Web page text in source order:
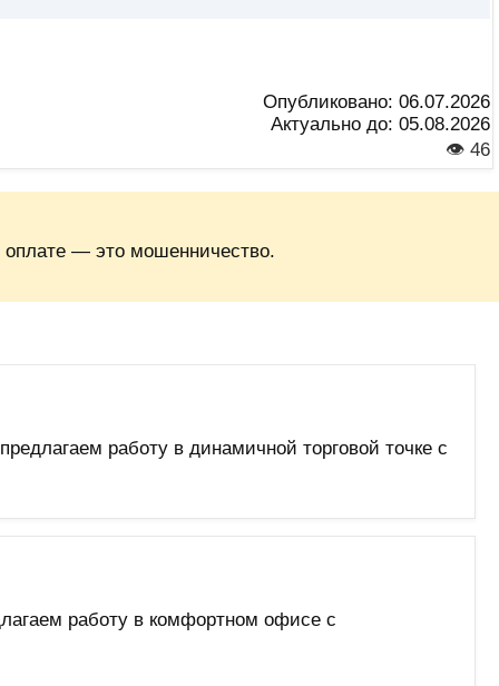
Опубликовано: 06.07.2026
Актуально до: 05.08.2026
👁 46
— это мошенничество.
работу в динамичной торговой точке с
работу в комфортном офисе с